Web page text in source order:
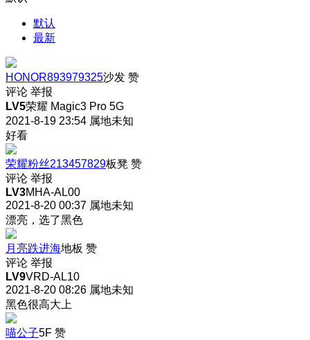
默认
最新
HONOR893979325沙发 赞
评论 举报
LV5荣耀 Magic3 Pro 5G
2021-8-19 23:54 属地未知
好看
荣耀粉丝213457829板凳 赞
评论 举报
LV3MHA-AL00
2021-8-20 00:37 属地未知
漂亮，选了黑色
月亮跌进海地板 赞
评论 举报
LV9VRD-AL10
2021-8-20 08:26 属地未知
黑色很高大上
喵公子5F 赞